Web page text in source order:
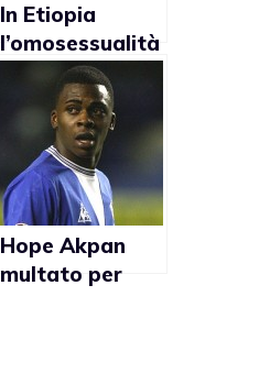
In Etiopia
l’omosessualità
un’infestazione
Hope Akpan
multato per